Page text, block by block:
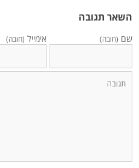
השאר תגובה
שם (חובה) אימייל (חובה)